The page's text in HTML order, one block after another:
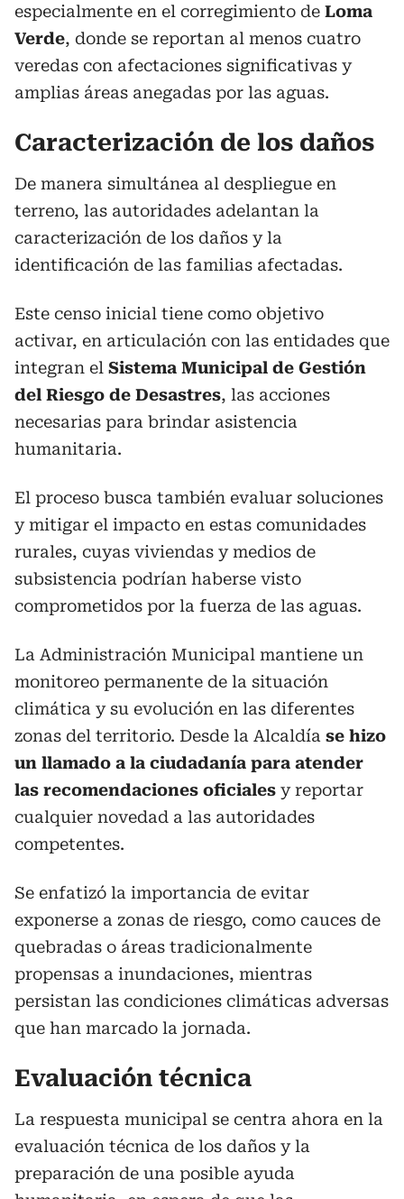
especialmente en el corregimiento de Loma
Verde, donde se reportan al menos cuatro
veredas con afectaciones significativas y
amplias áreas anegadas por las aguas.
Caracterización de los daños
De manera simultánea al despliegue en
terreno, las autoridades adelantan la
caracterización de los daños y la
identificación de las familias afectadas.
Este censo inicial tiene como objetivo
activar, en articulación con las entidades que
integran el Sistema Municipal de Gestión
del Riesgo de Desastres, las acciones
necesarias para brindar asistencia
humanitaria.
El proceso busca también evaluar soluciones
y mitigar el impacto en estas comunidades
rurales, cuyas viviendas y medios de
subsistencia podrían haberse visto
comprometidos por la fuerza de las aguas.
La Administración Municipal mantiene un
monitoreo permanente de la situación
climática y su evolución en las diferentes
zonas del territorio. Desde la Alcaldía se hizo
un llamado a la ciudadanía para atender
las recomendaciones oficiales y reportar
cualquier novedad a las autoridades
competentes.
Se enfatizó la importancia de evitar
exponerse a zonas de riesgo, como cauces de
quebradas o áreas tradicionalmente
propensas a inundaciones, mientras
persistan las condiciones climáticas adversas
que han marcado la jornada.
Evaluación técnica
La respuesta municipal se centra ahora en la
evaluación técnica de los daños y la
preparación de una posible ayuda